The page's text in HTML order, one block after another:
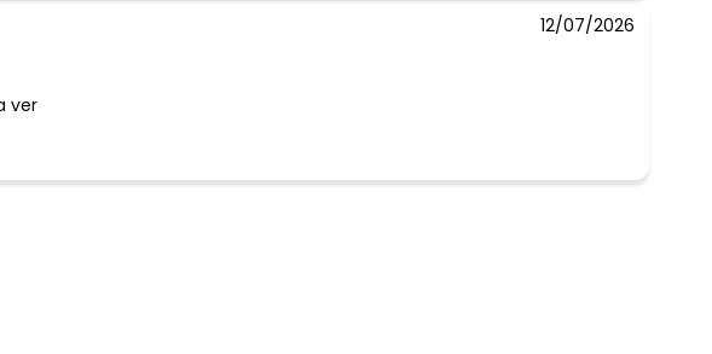
12/07/2026
ver